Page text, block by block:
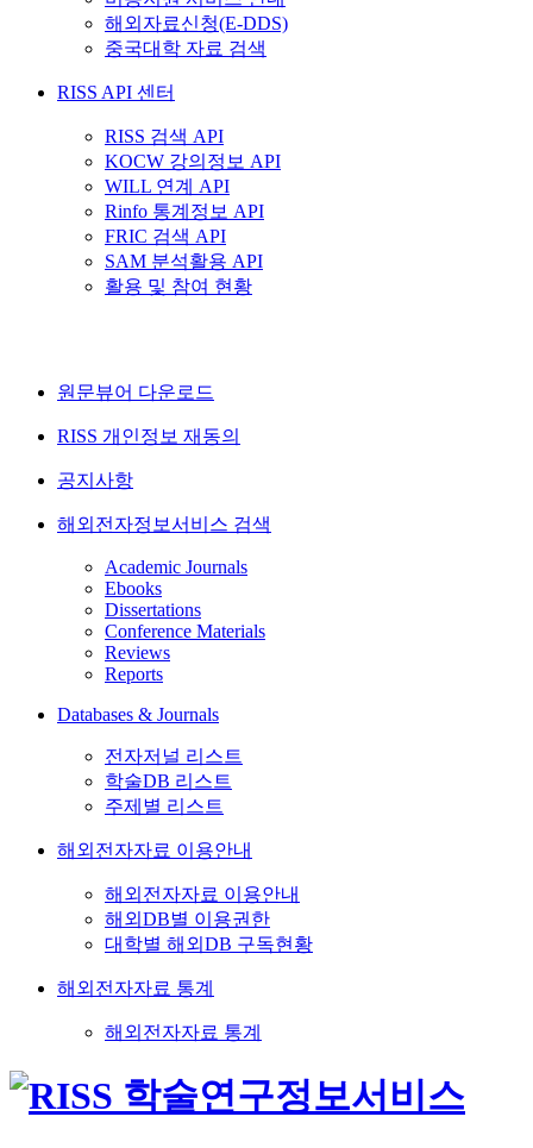
해외자료신청(E-DDS)
중국대학 자료 검색
RISS API 센터
RISS 검색 API
KOCW 강의정보 API
WILL 연계 API
Rinfo 통계정보 API
FRIC 검색 API
SAM 분석활용 API
활용 및 참여 현황
원문뷰어 다운로드
RISS 개인정보 재동의
공지사항
해외전자정보서비스 검색
Academic Journals
Ebooks
Dissertations
Conference Materials
Reviews
Reports
Databases & Journals
전자저널 리스트
학술DB 리스트
주제별 리스트
해외전자자료 이용안내
해외전자자료 이용안내
해외DB별 이용권한
대학별 해외DB 구독현황
해외전자자료 통계
해외전자자료 통계